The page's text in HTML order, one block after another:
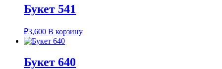
Букет 541
₽3,600 В корзину
Букет 640